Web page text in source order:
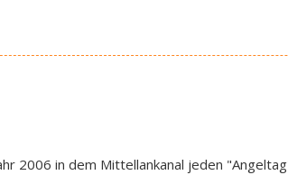
2006 in dem Mittellankanal jeden